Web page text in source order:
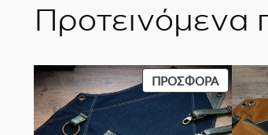
Προτεινόμενα
ΠΡΟΣΦΟΡΆΠΡΟΪΌΝ
ΣΕ